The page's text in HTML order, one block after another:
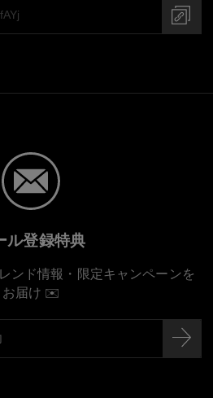
ル登録特典
ンド情報・限定キャンペーンを
お届け ✉️